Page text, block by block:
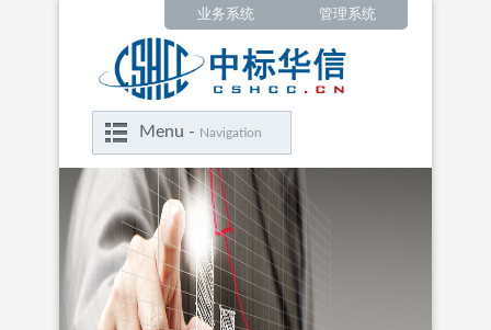
管理系统
业务系统
Menu - Navigation